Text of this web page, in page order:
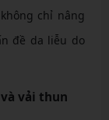
chỉ nâng
đề da liễu do
vải thun